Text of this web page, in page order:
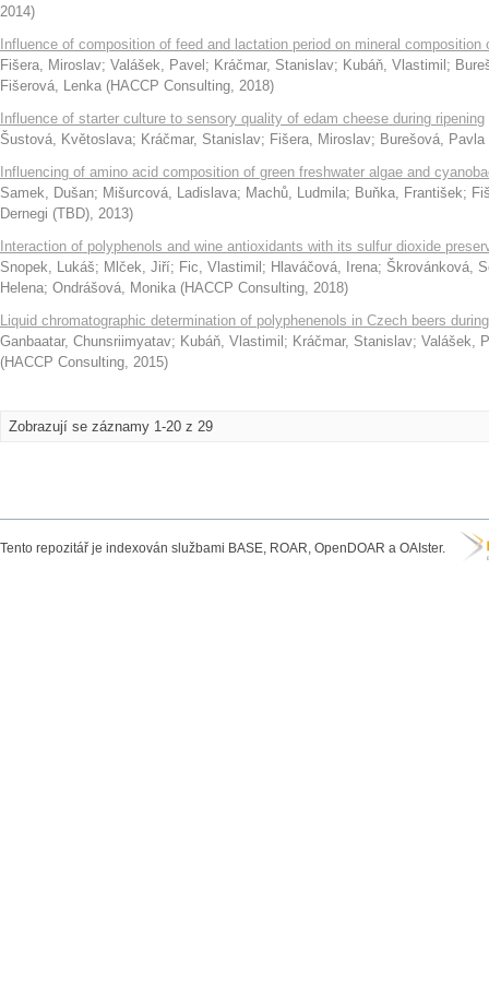
2014)
Influence of composition of feed and lactation period on mineral composition
Fišera, Miroslav; Valášek, Pavel ; Kráčmar, Stanislav; Kubáň, Vlastimil ;
Fišerová, Lenka (HACCP Consulting, 2018)
Influence of starter culture to sensory quality of edam cheese during ripening
Šustová, Květoslava; Kráčmar, Stanislav; Fišera, Miroslav; Burešová, Pavla
Influencing of amino acid composition of green freshwater algae and
Samek, Dušan; Mišurcová, Ladislava; Machů, Ludmila; Buňka, František;
Dernegi (TBD), 2013)
Interaction of polyphenols and wine antioxidants with its sulfur dioxide
Snopek, Lukáš; Mlček, Jiří; Fic, Vlastimil ; Hlaváčová, Irena; Škrovánková,
Helena; Ondrášová, Monika (HACCP Consulting, 2018)
Liquid chromatographic determination of polyphenenols in Czech beers
Ganbaatar, Chunsriimyatav; Kubáň, Vlastimil ; Kráčmar, Stanislav; Valášek,
(HACCP Consulting, 2015)
Zobrazují se záznamy 1-20 z 29
Tento repozitář je indexován službami BASE, ROAR, OpenDOAR a OAIster.